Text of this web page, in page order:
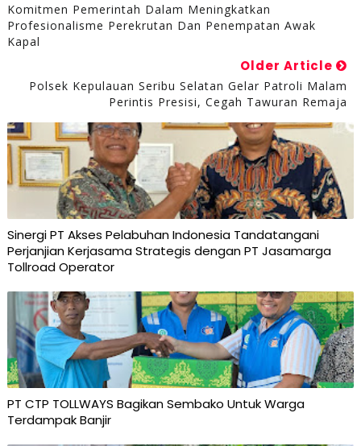
Komitmen Pemerintah Dalam Meningkatkan
Profesionalisme Perekrutan Dan Penempatan Awak
Kapal
Older Article
Polsek Kepulauan Seribu Selatan Gelar Patroli Malam
Perintis Presisi, Cegah Tawuran Remaja
Sinergi PT Akses Pelabuhan Indonesia Tandatangani
Perjanjian Kerjasama Strategis dengan PT Jasamarga
Tollroad Operator
PT CTP TOLLWAYS Bagikan Sembako Untuk Warga
Terdampak Banjir